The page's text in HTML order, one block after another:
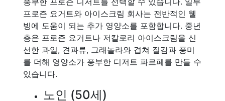
프로즌 요거트와 아이스크림 회사는 전반적인 웰
빙에 도움이 되는 추가 영양소를 포함합니다. 중년
층은 프로즌 요거트나 저칼로리 아이스크림을 신
선한 과일, 견과류, 그래놀라와 겹쳐 질감과 풍미
를 더해 영양소가 풍부한 디저트 파르페를 만들 수
있습니다.
노인 (50세)